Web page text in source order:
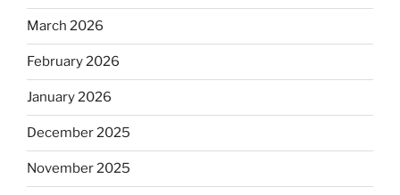
March 2026
February 2026
January 2026
December 2025
November 2025